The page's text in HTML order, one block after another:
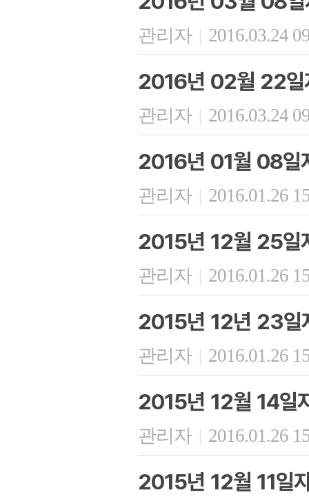
관리자 | 2016.03.24
2016년 02월 22일
관리자 | 2016.03.24
2016년 01월 08일
관리자 | 2016.01.26
2015년 12월 25일
관리자 | 2016.01.26
2015년 12년 23일
관리자 | 2016.01.26
2015년 12월 14일
관리자 | 2016.01.26
2015년 12월 11일